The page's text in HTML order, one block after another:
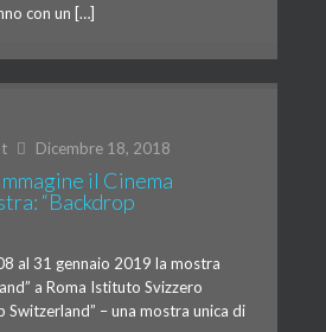
con un […]
Dicembre 18, 2018
il Cinema
“Backdrop
al 31 gennaio 2019 la mostra
a Roma Istituto Svizzero
Switzerland” – una mostra unica di